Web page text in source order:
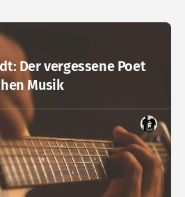
Der vergessene Poet
Musik